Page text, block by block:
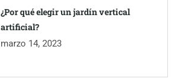
¿Por qué elegir un jardín vertical
artificial?
marzo 14, 2023